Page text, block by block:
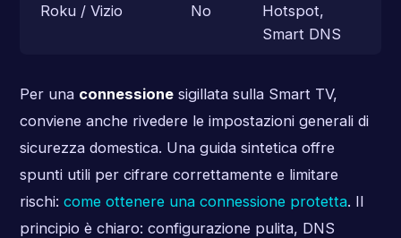
Roku / Vizio No
Hotspot,
Smart DNS
Per una connessionesigillata sulla Smart TV,
conviene anche rivedere le impostazioni generali di
sicurezza domestica. Una guida sintetica offre
spunti utili per cifrare correttamente e limitare
rischi: come ottenere una connessione protetta. Il
principio è chiaro: configurazione pulita, DNS